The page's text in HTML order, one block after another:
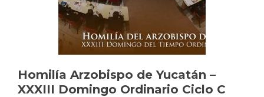
Homilía Arzobispo de Yucatán –
XXXIII Domingo Ordinario Ciclo C